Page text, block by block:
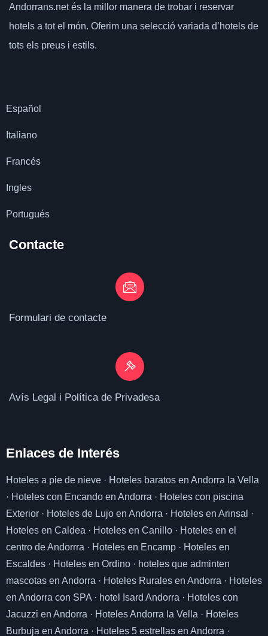
Andorrans.netés la millor manera de trobar i reservar
hotels a tot el món. Oferim una selecció variada d’hotels de
tots els preus i estils.
Español
Italiano
Francés
Ingles
Portugués
Contacte
Formulari de contacte
Avís Legal i Política de Privadesa
Enlaces de Interés
Hoteles a pie de nieve · Hoteles baratos en Andorra la Vella
· Hoteles con Encando en Andorra · Hoteles con piscina
Exterior · Hoteles de Lujo en Andorra · Hoteles en Arinsal
·
Hoteles en Caldea · Hoteles en Canillo · Hoteles en el
centro de Andorrra · Hoteles en Encamp · Hoteles en
Escaldes · Hoteles en Ordino · hoteles que adminten
mascotas en Andorra · Hoteles Rurales en Andorra · Hoteles
en Andorra con SPA · hotel Isard Andorra · Hoteles con
Jacuzzi en Andorra · Hoteles Andorra la Vella · Hoteles
Burbuja en Andorra · Hoteles 5 estrellas en Andorra ·